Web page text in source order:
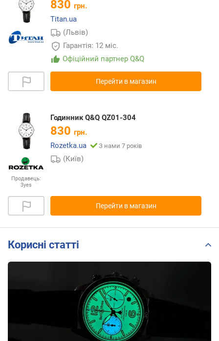
830 грн.
Titan.ua
(Львів)
Гарантія: 12 міс.
Офіційний партнер Q&Q
Перейти в магазин
Продавець:
3yes
Годинник Q&Q QZ01-304
830 грн.
Rozetka.ua
З нами 7 років
(Київ)
Перейти в магазин
Корисні статті